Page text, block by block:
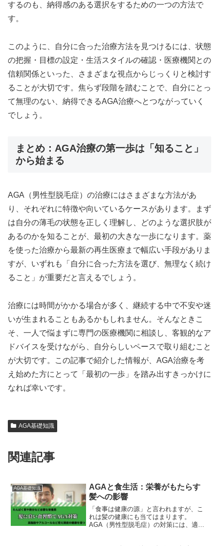
するのも、納得感のある選択をするための一つの方法で
す。
このように、自分に合った治療方法を見つけるには、状態
の把握・目標の設定・生活スタイルの確認・医療機関との
信頼関係といった、さまざまな視点からじっくりと検討す
ることが大切です。焦らず段階を踏むことで、自分にとっ
て無理のない、納得できるAGA治療へとつながっていく
でしょう。
まとめ：AGA治療の第一歩は「知ること」
から始まる
AGA（男性型脱毛症）の治療にはさまざまな方法があ
り、それぞれに特徴や向いているケースがあります。まず
は自分の薄毛の状態を正しく理解し、どのような選択肢が
あるのかを知ることが、最初の大きな一歩になります。薬
を使った治療から最新の再生医療まで幅広い手段がありま
すが、いずれも「自分に合った方法を選び、無理なく続け
ること」が重要だと言えるでしょう。
治療には時間がかかる場合が多く、継続する中で不安や迷
いが生まれることもあるかもしれません。そんなときこ
そ、一人で悩まずに専門の医療機関に相談し、客観的なア
ドバイスを受けながら、自分らしいペースで取り組むこと
が大切です。この記事で紹介した情報が、AGA治療を考
え始めた方にとって「最初の一歩」を踏み出すきっかけに
なれば幸いです。
AGA基礎知識
関連記事
AGA基礎知識
AGAと食生活：栄養がもたらす
髪への影響
「食事は健康の源」と言われますが、こ
れは髪の健康にも当てはまります。
AGA（男性型脱毛症）の対策には、適切